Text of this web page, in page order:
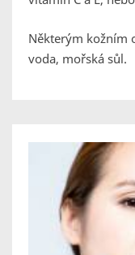
Některým kožním
voda, mořská sůl.